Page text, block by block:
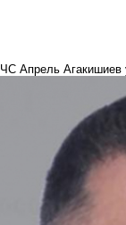
Апрель Агакишиев